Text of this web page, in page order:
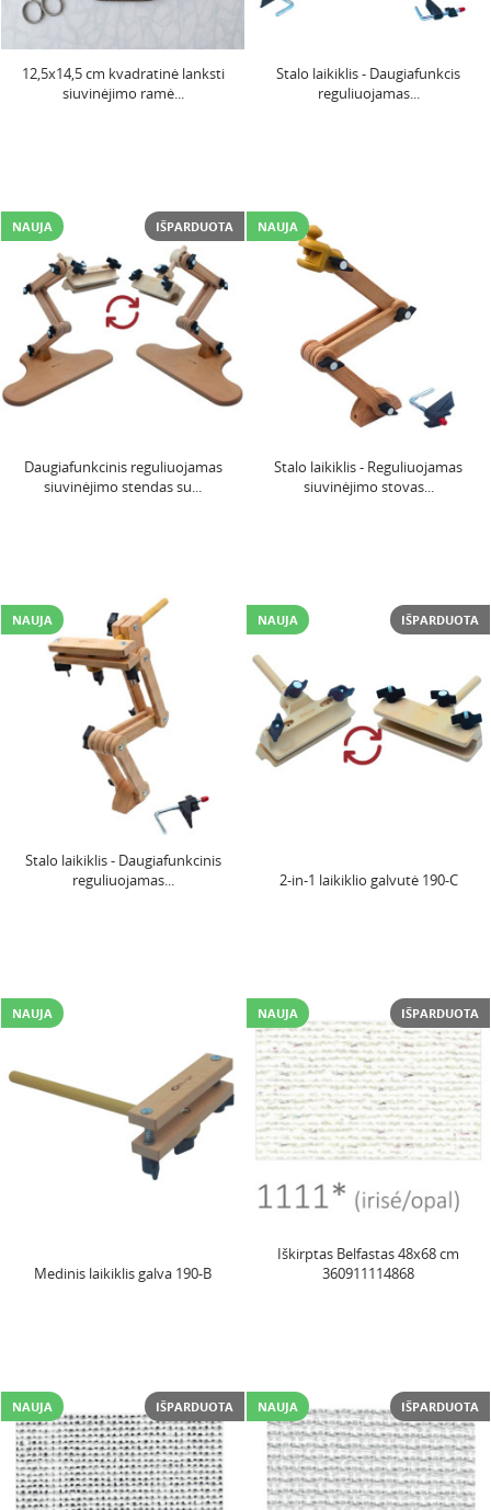
12,5x14,5 cm kvadratinė lanksti
siuvinėjimo ramė...
Stalo laikiklis - Daugiafunkcis
reguliuojamas...
NAUJA IŠPARDUOTA
Daugiafunkcinis reguliuojamas
siuvinėjimo stendas su...
NAUJA
Stalo laikiklis - Reguliuojamas
siuvinėjimo stovas...
NAUJA
Stalo laikiklis - Daugiafunkcinis
reguliuojamas...
NAUJA IŠPARDUOTA
2-in-1 laikiklio galvutė 190-C
NAUJA
Medinis laikiklis galva 190-B
NAUJA IŠPARDUOTA
Iškirptas Belfastas 48x68 cm
360911114868
NAUJA IŠPARDUOTA NAUJA IŠPARDUOTA